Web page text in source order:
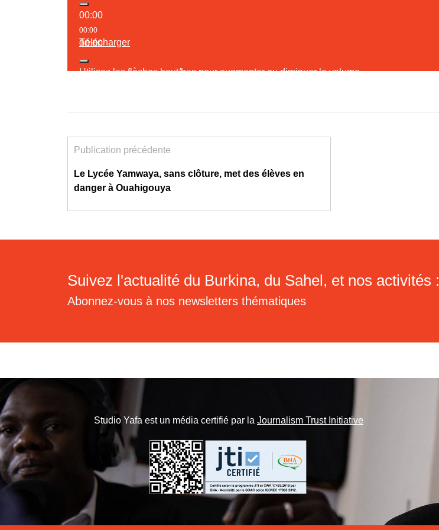
00:00
00:00
00:00
Utilisez les flèches haut/bas pour augmenter ou diminuer le volume.
Télécharger
Publication précédente
Le Lycée Yamwaya, sans clôture, met des élèves en
danger à Ouahigouya
Suivez l'actualité du Burkina, du Sahel, et nos activités :
Abonnez-vous à nos newsletters thématiques
Studio Yafa est un média certifié par la Journalism Trust Initiative